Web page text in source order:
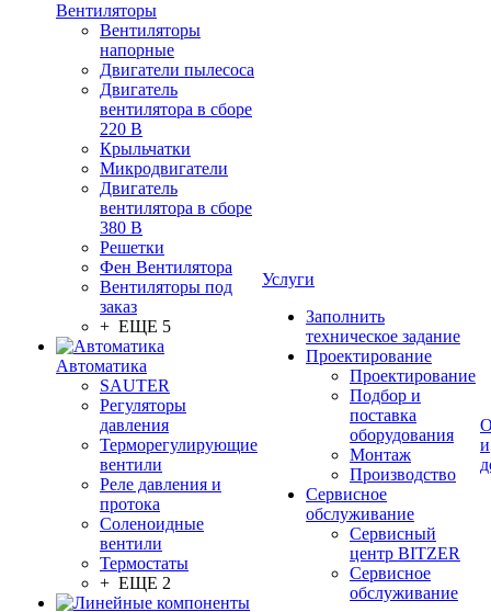
Вентиляторы
Вентиляторы
напорные
Двигатели пылесоса
Двигатель
вентилятора в сборе
220 В
Крыльчатки
Микродвигатели
Двигатель
вентилятора в сборе
380 В
Решетки
Фен Вентилятора
Вентиляторы под
заказ
+ ЕЩЕ 5
Автоматика
SAUTER
Регуляторы
давления
Терморегулирующие
вентили
Реле давления и
протока
Соленоидные
вентили
Термостаты
+ ЕЩЕ 2
Услуги
Заполнить
техническое задание
Проектирование
Проектирование
Подбор и
поставка
оборудования
Монтаж
Производство
Сервисное
обслуживание
Сервисный
центр BITZER
Сервисное
обслуживание
и